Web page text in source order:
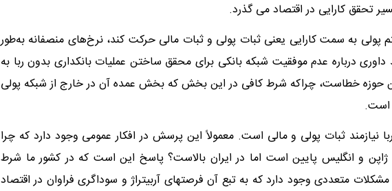
تحقق کارایی در اقتصاد می گذرد.
پولی به سمت کارایی یعنی ثبات پولی و ثبات مالی حرکت کند، نرخ‌های منصفانه به‌طور
درباره عدم موفقیت شبکه بانکی برای محقق ساختن عملیات بانکداری بدون ربا به
حوزه خطاست، چراکه شرط کافی در این بخش که بخش عمده آن در خارج از شبکه پولی
است.
نیازمند ثبات پولی و مالی است. معمولاً این پرسش در افکار عمومی وجود دارد که چرا
ژاپن و انگلیس پایین است اما در ایران بالاست؟ پاسخ این است که در کشور ما شرط
متعددی وجود دارد که به تبع آن فرصتهای آربیتراژ و سوداگری فراوان در اقتصاد